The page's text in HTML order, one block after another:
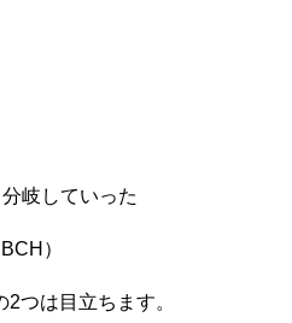
岐していった
）
つは目立ちます。